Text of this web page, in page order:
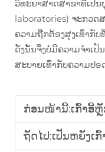
ວິທະຍາສາດສາຂາທີ່ເປັ
laboratories) ຈະກວ
ຄວາມຖືກຕ້ອງສູງເທົ່າກັ
ດັ່ງນັ້ນຈຶ່ງບໍ່ມີຄວາມຈຳເປັ
ສະບາຍເທົ່າກັບຄວາມປອ
ກ່ອນໜ້ານີ້:ເກົ້າອີ້ຫຼັກທີ່ຫັນ
ຖັດໄປ:ເປັນຫຍັງເກົ້າອີ້ນທີ່ສາມາດຫັນ